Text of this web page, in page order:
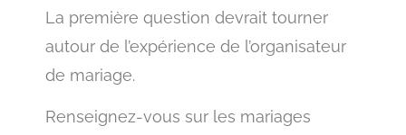
La première question devrait tourner
autour de l’expérience de l’organisateur
de mariage.
Renseignez-vous sur les mariages